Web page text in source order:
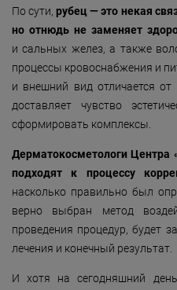
По сути,рубец — это некая
но отнюдь не заменяет
и сальных желез, а также
процессы кровоснабжения и
и внешний вид отличается
доставляет чувство
сформировать комплексы.
Дерматокосметологи
подходят к процессу
насколько правильно был
верно выбран метод
проведения процедур, будет
лечения и конечный результат.
И хотя на сегодняшний